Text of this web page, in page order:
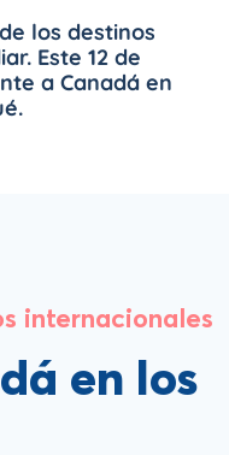
los destinos
Este 12 de
a Canadá en
internacionales
en los